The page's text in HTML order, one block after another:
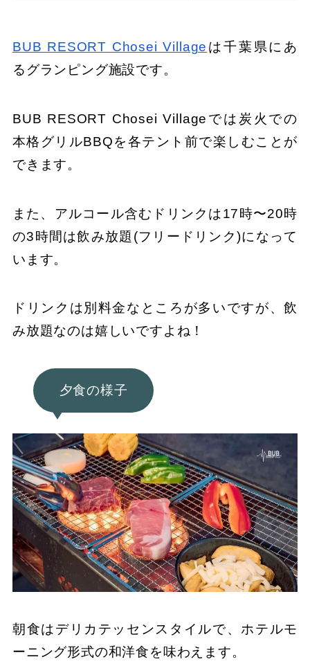
BUB RESORT Chosei Village は千葉県にあ
るグランピング施設です。
BUB RESORT Chosei Villageでは炭火での
本格グリルBBQを各テント前で楽しむことが
できます。
また、アルコール含むドリンクは17時〜20時
の3時間は飲み放題(フリードリンク)になって
います。
ドリンクは別料金なところが多いですが、飲
み放題なのは嬉しいですよね！
夕食の様子
朝食はデリカテッセンスタイルで、ホテルモ
ーニング形式の和洋食を味わえます。